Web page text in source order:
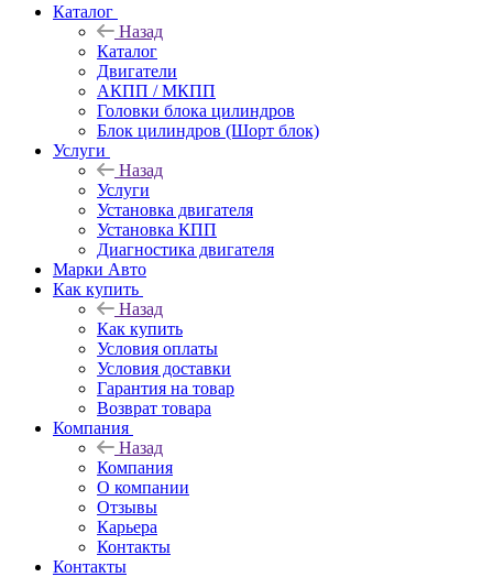
Каталог
Назад
Каталог
Двигатели
АКПП / МКПП
Головки блока цилиндров
Блок цилиндров (Шорт блок)
Услуги
Назад
Услуги
Установка двигателя
Установка КПП
Диагностика двигателя
Марки Авто
Как купить
Назад
Как купить
Условия оплаты
Условия доставки
Гарантия на товар
Возврат товара
Компания
Назад
Компания
О компании
Отзывы
Карьера
Контакты
Контакты